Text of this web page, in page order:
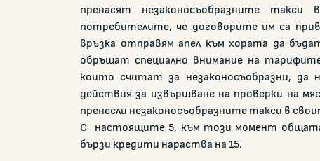
пренасят незаконосъобразните
потребителите, че договорите им са
връзка отправям апел към хората да
обръщат специално внимание на
които считат за незаконосъобразни, да
действия за извършване на проверки на
пренесли незаконосъобразните такси в
С настоящите 5, към този момент
бързи кредити нараства на 15.